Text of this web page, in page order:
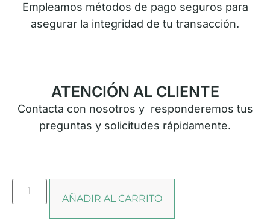
Empleamos métodos de pago seguros para
asegurar la integridad de tu transacción.
ATENCIÓN AL CLIENTE
Contacta con nosotros y responderemos tus
preguntas y solicitudes rápidamente.
AÑADIR AL CARRITO